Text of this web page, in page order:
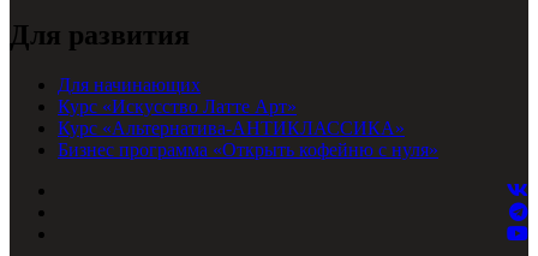
Для развития
Для начинающих
Курс «Искусство Латте Арт»
Курс «Альтернатива-АНТИКЛАССИКА»
Бизнес программа «Открыть кофейню с нуля»